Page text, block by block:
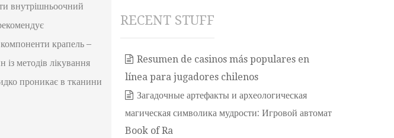
внутрішньоочний
компоненти крапель –
методів лікування
проникає в тканини
RECENT STUFF
Resumen de casinos más populares en
línea para jugadores chilenos
Загадочные артефакты и археологическая
магическая символика мудрости: Игровой автомат
Book of Ra